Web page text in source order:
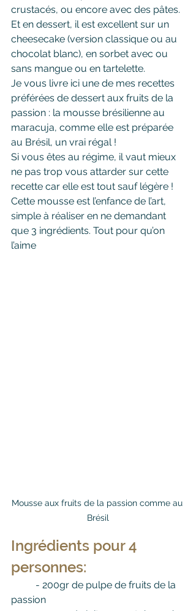
crustacés, ou encore avec des pâtes.
Et en dessert, il est excellent sur un
cheesecake (version classique ou au
chocolat blanc), en sorbet avec ou
sans mangue ou en tartelette.
Je vous livre ici une de mes recettes
préférées de dessert aux fruits de la
passion : la mousse brésilienne au
maracuja, comme elle est préparée
au Brésil, un vrai régal !
Si vous êtes au régime, il vaut mieux
ne pas trop vous attarder sur cette
recette car elle est tout sauf légère !
Cette mousse est l’enfance de l’art,
simple à réaliser en ne demandant
que 3 ingrédients. Tout pour qu’on
l’aime
Mousse aux fruits de la passion comme au
Brésil
Ingrédients pour 4
personnes:
passion